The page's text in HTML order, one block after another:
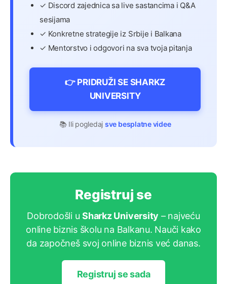
✓ Discord zajednica sa live sastancima i Q&A
sesijama
✓ Konkretne strategije iz Srbije i Balkana
✓ Mentorstvo i odgovori na sva tvoja pitanja
👉 PRIDRUŽI SE SHARKZ
UNIVERSITY
📚 Ili pogledaj sve besplatne videe
Registruj se
Dobrodošli uSharkz University – najveću
online biznis školu na Balkanu. Nauči kako
da započneš svoj online biznis već danas.
Registruj se sada